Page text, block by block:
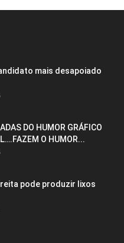
mais desapoiado
DO HUMOR GRÁFICO
O HUMOR...
pode produzir lixos